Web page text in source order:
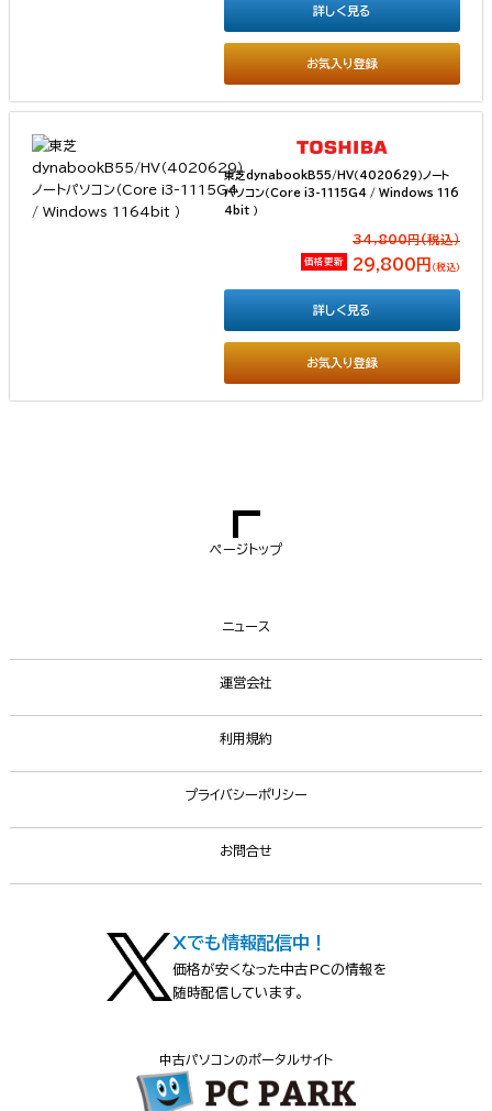
お気入り登録
詳しく見る
東芝dynabookB55/HV（4020629）ノート
パソコン（Core i3-1115G4 / Windows 116
4bit ）
34,800円(税込）
価格更新 29,800円 （税込）
お気入り登録
詳しく見る
ページトップ
ニュース
運営会社
利用規約
プライバシーポリシー
お問合せ
Xでも情報配信中！
価格が安くなった中古PCの情報を
随時配信しています。
中古パソコンのポータルサイト